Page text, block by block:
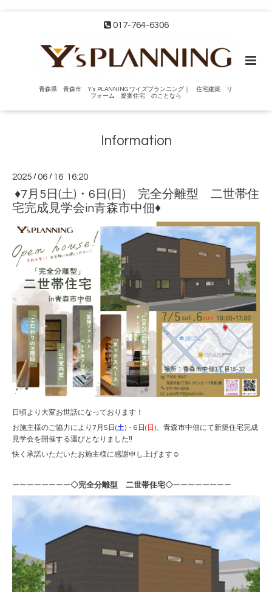
017-764-6306
青森県 青森市 Y's PLANNING ワイズプランニング｜ 住宅建築 リ
フォーム 提案住宅 のことなら
Information
2025 /06 / 16 16:20
♦7月5日(土)・6日(日) 完全分離型 二世帯住
宅完成見学会in青森市中佃♦
日頃より大変お世話になっております！
お施主様のご協力により7月5日(土)・6日(日 )、青森市中佃にて新築住宅完成
見学会を開催する運びとなりました‼
快く承諾いただいたお施主様に感謝申し上げます☺
ーーーーーーーー◇完全分離型 二世帯住宅◇ーーーーーーーー